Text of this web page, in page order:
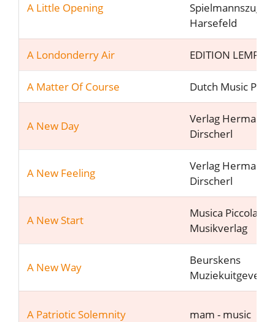
A Little Opening
Spielmannszug
Harsefeld
A Londonderry Air EDITION
A Matter Of Course Dutch Music
A New Day
Verlag Hermann
Dirscherl
A New Feeling
Verlag Hermann
Dirscherl
A New Start
Musica Piccola
Musikverlag
A New Way
Beurskens
Muziekuitgeveij
A Patriotic Solemnity mam - music